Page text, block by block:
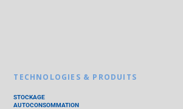
TECHNOLOGIES & PRODUITS
STOCKAGE
AUTOCONSOMMATION